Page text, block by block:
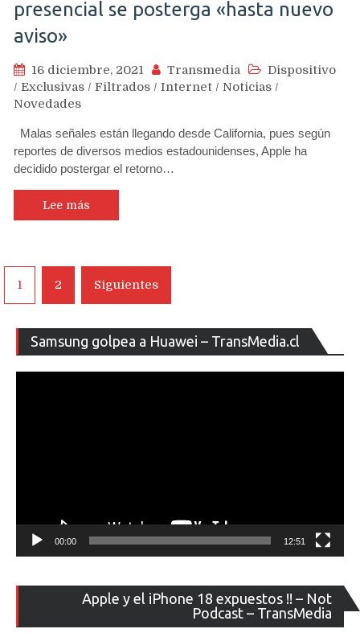
presencial se posterga «hasta nuevo
aviso»
16 diciembre, 2021 Transmedia
Dispositivo
/ Exclusivas / Filtrados / Internet / Noticias /
Novedades
Malas señales están llegando desde California, pues según
reportes de diversos medios estadounidenses, Apple ha
decidido postergar el retorno…
Lee más
Navegación
de
entradas
1 2 Siguientes
Samsung golpea a Huawei – TransMedia.cl
de
00:00 12:51
Apple y el iPhone 18 expuestos !! – Not
Podcast – TransMedia
de